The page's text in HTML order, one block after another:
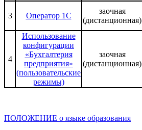
3 Оператор 1С
заочная
(дистанционная)
4
Использование
конфигурации
«Бухгалтерия
предприятия»
(пользовательские
режимы)
заочная
(дистанционная)
ПОЛОЖЕНИЕ о языке образования